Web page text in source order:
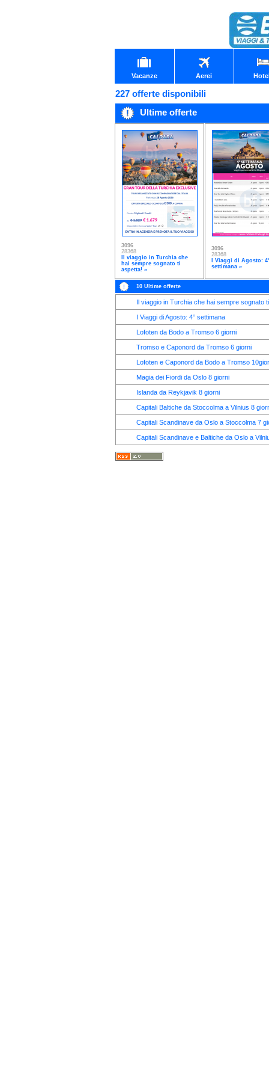
Vacanze Aerei
227 offerte disponibili
Ultime offerte
3096
28368
Il viaggio in Turchia che
hai sempre sognato ti
aspetta! »
3096
28368
I Viaggi di Agosto:
settimana »
10 Ultime offerte
Il viaggio in Turchia che hai sempre sognato
I Viaggi di Agosto: 4° settimana
Lofoten da Bodo a Tromso 6 giorni
Tromso e Caponord da Tromso 6 giorni
Lofoten e Caponord da Bodo a Tromso
Magia dei Fiordi da Oslo 8 giorni
Islanda da Reykjavik 8 giorni
Capitali Baltiche da Stoccolma a Vilnius 8
Capitali Scandinave da Oslo a Stoccolma 7
Capitali Scandinave e Baltiche da Oslo a